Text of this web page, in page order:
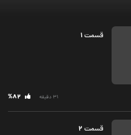
قسمت‌1
31 دقیقه %82
قسمت‌2